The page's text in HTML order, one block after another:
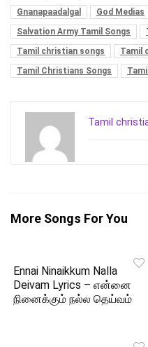
Gnanapaadalgal
God Medias
Salvation Army Tamil Songs
Tamil christian songs
Tamil
Tamil Christians Songs
Tamil
More Songs For You
Ennai Ninaikkum Nalla
Deivam Lyrics – என்னை
நினைக்கும் நல்ல தெய்வம்